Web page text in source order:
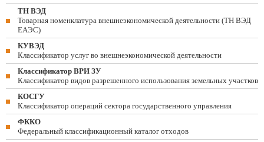
ТН ВЭД
Товарная номенклатура внешнеэкономической деятельности (ТН ВЭД
ЕАЭС)
КУВЭД
Классификатор услуг во внешнеэкономической деятельности
Классификатор ВРИ ЗУ
Классификатор видов разрешенного использования земельных участков
КОСГУ
Классификатор операций сектора государственного управления
ФККО
Федеральный классификационный каталог отходов